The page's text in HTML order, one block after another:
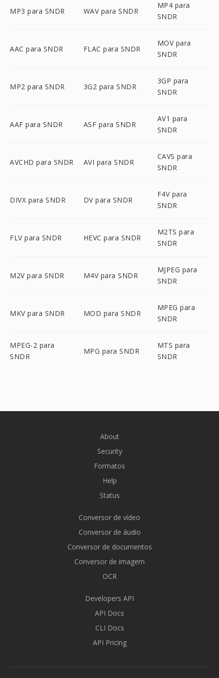
MP3 para SNDR WAV para SNDR
MP4 para
SNDR
AAC para SNDR FLAC para SNDR
MOV para
SNDR
MP2 para SNDR 3G2 para SNDR
3GP para
SNDR
AAF para SNDR ASF para SNDR
AV1 para
SNDR
AVCHD para SNDR AVI para SNDR
CAVS para
SNDR
DIVX para SNDR DV para SNDR
F4V para
SNDR
FLV para SNDR HEVC para SNDR
M2TS para
SNDR
M2V para SNDR M4V para SNDR
MJPEG para
SNDR
MKV para SNDR MOD para SNDR
MPEG para
SNDR
MPEG-2 para
SNDR
MPG para SNDR
MTS para
SNDR
About
Security
Formatos
Help
Status
Conversor de vídeo
Conversor de áudio
Conversor de documentos
Conversor de imagem
OCR
Developers API
API Docs
CLI Docs
API Pricing